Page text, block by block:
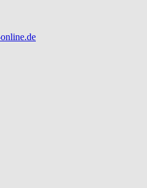
company/mvbbooks
lifeatmvb/
@mvbbooks